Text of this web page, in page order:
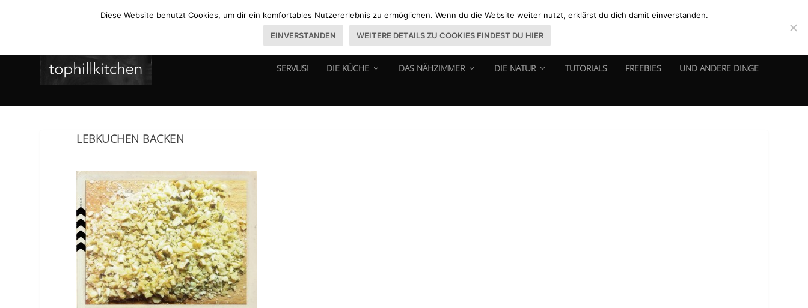
SERVUS! DIE KÜCHE DAS NÄHZIMMER DIE NATUR TUTORIALS FREEBIES UND ANDERE DINGE
LEBKUCHEN BACKEN
Diese Website benutzt Cookies, um dir ein komfortables Nutzererlebnis zu ermöglichen. Wenn du die Website weiter nutzt, erklärst du dich damit einverstanden.
EINVERSTANDEN WEITERE DETAILS ZU COOKIES FINDEST DU HIER